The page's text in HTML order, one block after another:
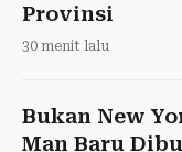
Provinsi
30 menit lalu
Bukan New
Man Baru